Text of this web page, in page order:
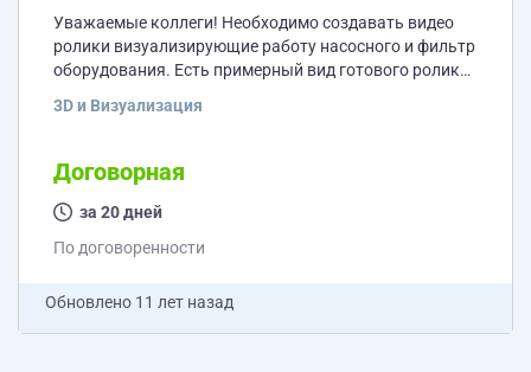
Уважаемые коллеги! Необходимо создавать видео
ролики визуализирующие работу насосного и фильтр
оборудования. Есть примерный вид готового ролика
размер видео не больше 720х576. Есть схемы всего
ориентировочную стоимость и сроки таких работ.
Вся переписка по проекту ведется только через
проект, просьба в личку не писать.
3D и Визуализация
Договорная
за 20 дней
По договоренности
Обновлено 11 лет назад